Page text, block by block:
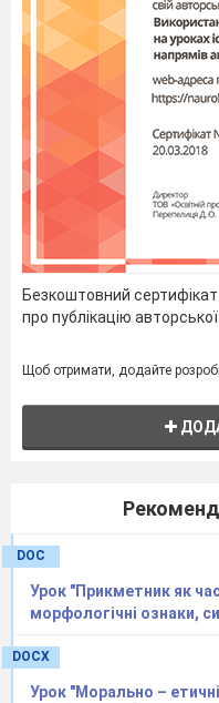
Безкоштовний сертифікат
про публікацію
Щоб отримати, додайте
DOC
Урок "Прикметник як
морфологічні ознаки,
DOCX
Урок "Морально –